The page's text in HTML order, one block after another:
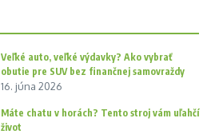
Veľké auto, veľké výdavky? Ako vybrať
obutie pre SUV bez finančnej samovraždy
16. júna 2026
Máte chatu v horách? Tento stroj vám uľahčí
život